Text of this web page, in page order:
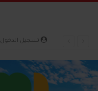
تسجيل الدخول